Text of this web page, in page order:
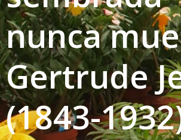
nunca
Gertrude
(1843-